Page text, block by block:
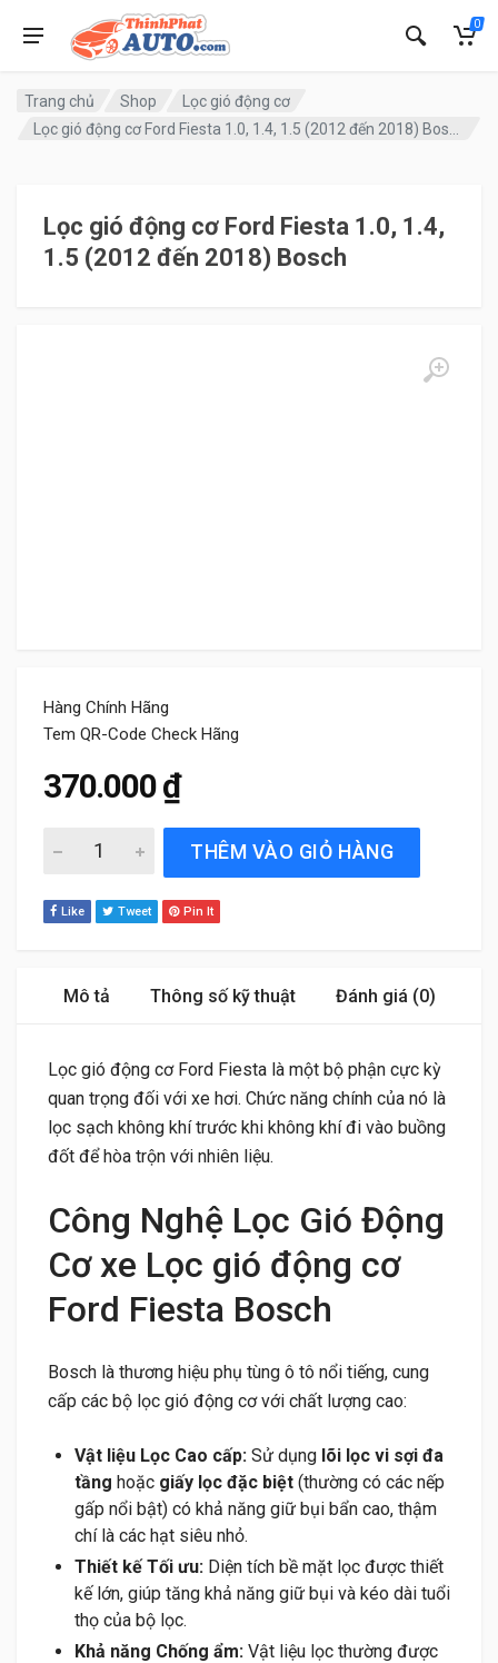
0
Trang chủ Shop
Lọc gió động cơ
Lọc gió động cơ Ford Fiesta 1.0, 1.4,
1.5 (2012 đến 2018) Bosch
Hàng Chính Hãng
Tem QR-Code Check Hãng
370.000₫
Lọc gió động cơ Ford Fiesta 1.0, 1.4, 1.5 (2012 đến
THÊM VÀO GIỎ HÀNG
Like Tweet Pin It
Mô tả Thông số kỹ thuật Đánh giá (0)
Lọc gió động cơ Ford Fiesta là một bộ phận cực kỳ
quan trọng đối với xe hơi. Chức năng chính của nó là
lọc sạch không khí trước khi không khí đi vào buồng
đốt để hòa trộn với nhiên liệu.
Công Nghệ Lọc Gió Động
Cơ xe Lọc gió động cơ
Ford Fiesta Bosch
Bosch là thương hiệu phụ tùng ô tô nổi tiếng, cung
cấp các bộ lọc gió động cơ với chất lượng cao:
Vật liệu Lọc Cao cấp: Sử dụng lõi lọc vi sợi đa
tầng hoặc giấy lọc đặc biệt (thường có các nếp
gấp nổi bật) có khả năng giữ bụi bẩn cao, thậm
chí là các hạt siêu nhỏ.
Thiết kế Tối ưu: Diện tích bề mặt lọc được thiết
kế lớn, giúp tăng khả năng giữ bụi và kéo dài tuổi
thọ của bộ lọc.
Khả năng Chống ẩm: Vật liệu lọc thường được